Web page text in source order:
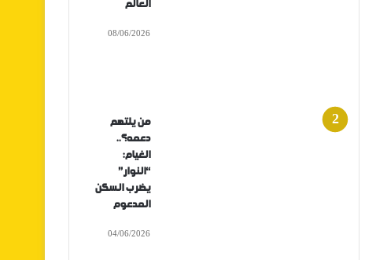
العالم
08/06/2026
من يلتهم
دعمه؟..
الغيام:
“النوار”
يضرب السكن
المدعوم
04/06/2026